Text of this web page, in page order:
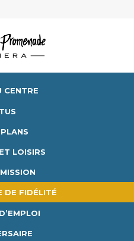
CENTRE
LOISIRS
DE FIDÉLITÉ